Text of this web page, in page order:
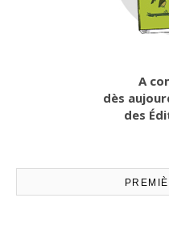
A
dès
des